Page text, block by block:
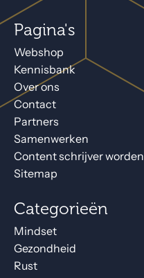
Pagina's
Webshop
Kennisbank
Over ons
Contact
Partners
Samenwerken
Content schrijver worden
Sitemap
Categorieën
Mindset
Gezondheid
Rust